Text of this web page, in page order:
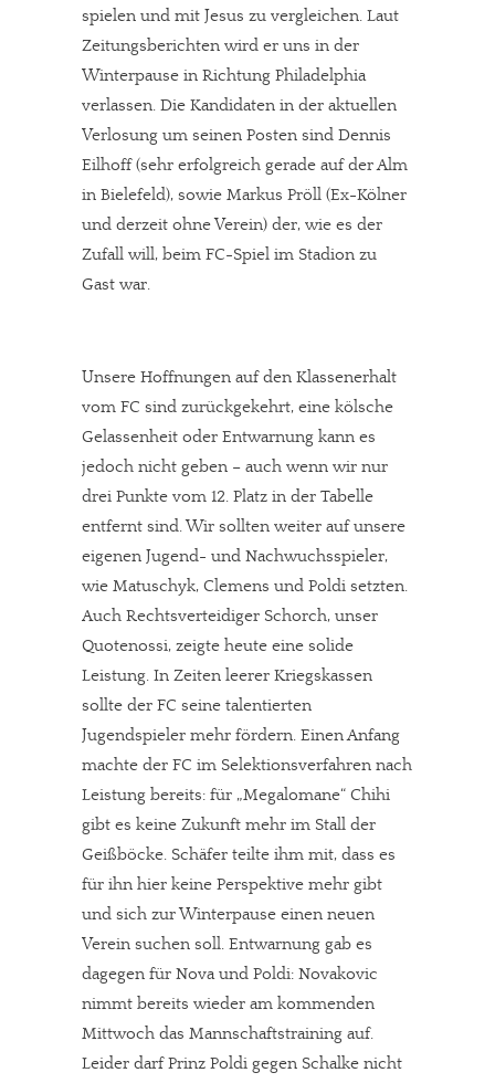
spielen und mit Jesus zu vergleichen. Laut
Zeitungsberichten wird er uns in der
Winterpause in Richtung Philadelphia
verlassen. Die Kandidaten in der aktuellen
Verlosung um seinen Posten sind Dennis
Eilhoff (sehr erfolgreich gerade auf der Alm
in Bielefeld), sowie Markus Pröll (Ex-Kölner
und derzeit ohne Verein) der, wie es der
Zufall will, beim FC-Spiel im Stadion zu
Gast war.
Unsere Hoffnungen auf den Klassenerhalt
vom FC sind zurückgekehrt, eine kölsche
Gelassenheit oder Entwarnung kann es
jedoch nicht geben – auch wenn wir nur
drei Punkte vom 12. Platz in der Tabelle
entfernt sind. Wir sollten weiter auf unsere
eigenen Jugend- und Nachwuchsspieler,
wie Matuschyk, Clemens und Poldi setzten.
Auch Rechtsverteidiger Schorch, unser
Quotenossi, zeigte heute eine solide
Leistung. In Zeiten leerer Kriegskassen
sollte der FC seine talentierten
Jugendspieler mehr fördern. Einen Anfang
machte der FC im Selektionsverfahren nach
Leistung bereits: für „Megalomane“ Chihi
gibt es keine Zukunft mehr im Stall der
Geißböcke. Schäfer teilte ihm mit, dass es
für ihn hier keine Perspektive mehr gibt
und sich zur Winterpause einen neuen
Verein suchen soll. Entwarnung gab es
dagegen für Nova und Poldi: Novakovic
nimmt bereits wieder am kommenden
Mittwoch das Mannschaftstraining auf.
Leider darf Prinz Poldi gegen Schalke nicht